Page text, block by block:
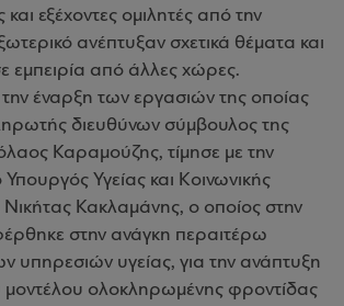
εξέχοντες ομιλητές από την
ανέπτυξαν σχετικά θέματα και
εμπειρία από άλλες χώρες.
έναρξη των εργασιών της οποίας
διευθύνων σύμβουλος της
Καραμούζης, τίμησε με την
Υγείας και Κοινωνικής
Κακλαμάνης, ο οποίος στην
στην ανάγκη περαιτέρω
υπηρεσιών υγείας, για την ανάπτυξη
μοντέλου ολοκληρωμένης φροντίδας